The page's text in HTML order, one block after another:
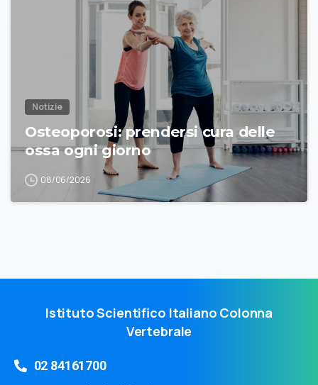
Notizie
Osteoporosi: prendersi cura delle
ossa ogni giorno
08/06/2026
Istituto Scientifico Italiano Colonna
Vertebrale
02 84161700